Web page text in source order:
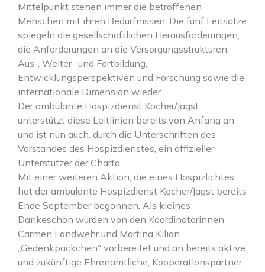
Mittelpunkt stehen immer die betroffenen
Menschen mit ihren Bedürfnissen. Die fünf Leitsätze
spiegeln die gesellschaftlichen Herausforderungen,
die Anforderungen an die Versorgungsstrukturen,
Aus-, Weiter- und Fortbildung,
Entwicklungsperspektiven und Forschung sowie die
internationale Dimension wieder.
Der ambulante Hospizdienst Kocher/Jagst
unterstützt diese Leitlinien bereits von Anfang an
und ist nun auch, durch die Unterschriften des
Vorstandes des Hospizdienstes, ein offizieller
Unterstützer der Charta.
Mit einer weiteren Aktion, die eines Hospizlichtes,
hat der ambulante Hospizdienst Kocher/Jagst bereits
Ende September begonnen. Als kleines
Dankeschön wurden von den Koordinatorinnen
Carmen Landwehr und Martina Kilian
„Gedenkpäckchen“ vorbereitet und an bereits aktive
und zukünftige Ehrenamtliche, Kooperationspartner,